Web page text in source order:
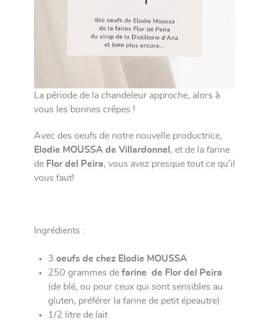
La période de la chandeleur approche, alors à
vous les bonnes crêpes !
Avec des oeufs de notre nouvelle productrice,
Elodie MOUSSA de Villardonnel, et de la farine
de Flor del Peira, vous avez presque tout ce qu'il
vous faut!
Ingrédients :
3 oeufs de chez Elodie MOUSSA
250 grammes de farine de Flor del Peira
(de blé, ou pour ceux qui sont sensibles au
gluten, préférer la farine de petit épeautre)
1/2 litre de lait